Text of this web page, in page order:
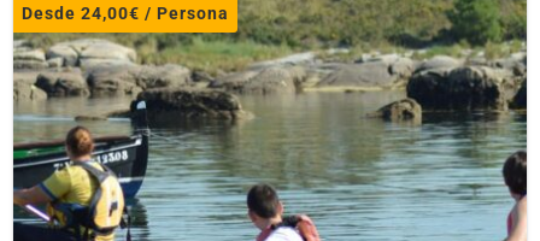
Desde 24,00€ / Persona